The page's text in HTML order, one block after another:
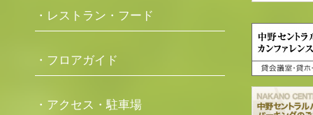
・レストラン・フード
・フロアガイド
・アクセス・駐車場